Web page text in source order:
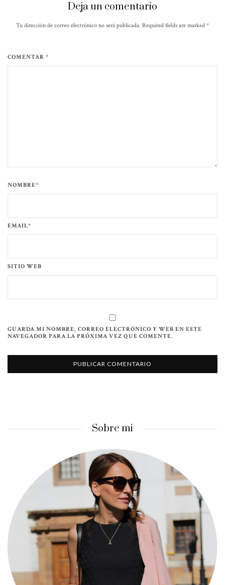
Deja un comentario
Tu dirección de correo electrónico no será publicada. Required fields are marked *
COMENTAR *
NOMBRE*
EMAIL*
SITIO WEB
GUARDA MI NOMBRE, CORREO ELECTRÓNICO Y WEB EN ESTE
NAVEGADOR PARA LA PRÓXIMA VEZ QUE COMENTE.
Sobre mi